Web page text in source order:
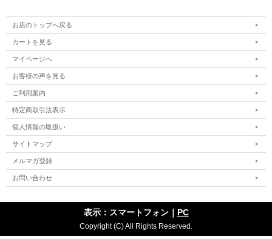
お店のトップへ戻る
カートを見る
マイページへ
お客様の声を見る
ご利用案内
特定商取引法表示
個人情報の取扱い
サイトマップ
メルマガ登録
お問い合わせ
表示：スマートフォン｜ PC
Copyright (C) All Rights Reserved.